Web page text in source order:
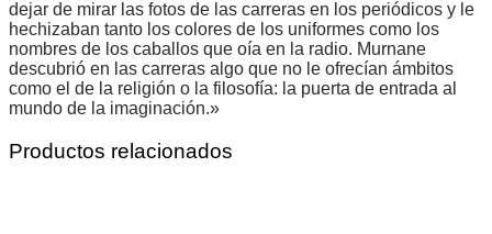
dejar de mirar las fotos de las carreras en los periódicos y le
hechizaban tanto los colores de los uniformes como los
nombres de los caballos que oía en la radio. Murnane
descubrió en las carreras algo que no le ofrecían ámbitos
como el de la religión o la filosofía: la puerta de entrada al
mundo de la imaginación.»
Productos relacionados